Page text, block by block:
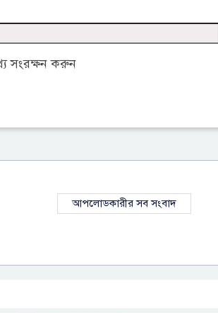
সংরক্ষন করুন
আপলোডকারীর সব সংবাদ